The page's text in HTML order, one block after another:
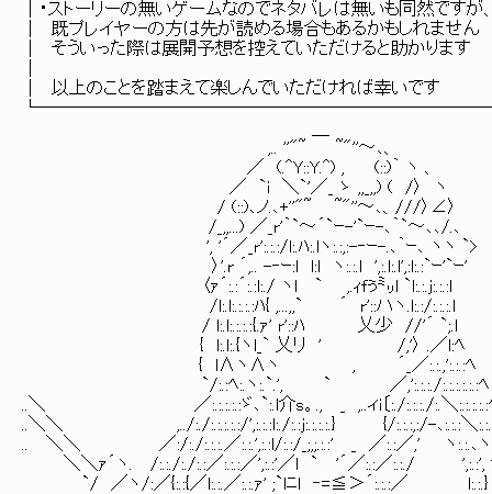
│・ストーリーの無いゲームなのでネタバレは無いも同然です
│ 既プレイヤーの方は先が読める
│ そういった際は展開予想を控え
│ 以上のことを踏まえて楽しん
,.. ''"~ ~"''～､、
／ (.^Y::Y.^) , (::)｀ ヽ 、
／ `i ＼`'／_ ゝ ,,_,,) ( /〉 ヽ
/ (::)､ノ.､+''"~ ~"''～､、///〉∠〉
/_,,...) ／_r'｀`～´`ｰ-'`ｰ-､｀`～､､/.､
', '´／_r':.:.:/l:.ﾊ:.lヽ:.:,:-‐ｰ-.､｀ｰ､ ヽヽ `>
〉'.r ´,.. -‐ｰ:l l:l ヽ:.:.l ',:.l:.l',:l:.:`ｰ'`ｰ'
〈ｧ´:.:´:.:l:./ ヽl ` ,.ｨfぅ㍉l `l:.:.j:.:.:l
/l:.l:.:.:.:ﾊ{ ,...,,` ´ r'::ハヽ.l:.:/:.:.:.l
/ l:.l:.:.:.:{.ｧ' r'::ﾊ 乂少 //'´ `;.l
{ l:.l:.{ヽl_` 乂リ ' /,'〉 .／l:ﾍ
{ lΛヽΛヽ , ´_／:.:.,':.:.:ﾍ
`/:.:ﾍ:.ヽ:.`.', ` ／,':.:.:./:.:.:.:.:.:ﾍ
..＼ ／:.:.:.:.:ゞ､`:.l介s。., _ ,..ィi〔:./:.:.:./:.＼:.:.:.:.:
..＼＼ ,../:./:.:.:.:.:/',:.:.:l:./:.:j:.:.:.:.} {/:.:.:,:/-､:.:.:＼
.. ＼＼ ／:/:./:.:.:.／:.:.',:.:l/:.:/_;,;.:.:' _ ／:.:／,' ヽ:.:.､ヽ
＼＼ｧ´ヽ. /:.:./:./:.:／:.:.:／',:.:'／l ` '´／:.:／:.:./ ',:.:',
`/ ／ヽ/:／{:.:{／l:.:.／:.:.ｧ' ;`lﾆl ‐=≦＞´:.:.:／ l:.:.}